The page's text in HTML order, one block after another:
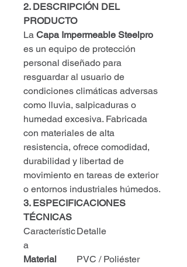
2. DESCRIPCIÓN DEL
PRODUCTO
La Capa Impermeable Steelpro
es un equipo de protección
personal diseñado para
resguardar al usuario de
condiciones climáticas adversas
como lluvia, salpicaduras o
humedad excesiva. Fabricada
con materiales de alta
resistencia, ofrece comodidad,
durabilidad y libertad de
movimiento en tareas de exterior
o entornos industriales húmedos.
3. ESPECIFICACIONES
TÉCNICAS
Característic
a
Detalle
Material
PVC / Poliéster